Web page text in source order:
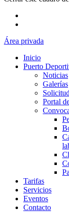
Área privada
Inicio
Puerto
Noticias
Galerías
Portal
Tarifas
Servicios
Eventos
Contacto